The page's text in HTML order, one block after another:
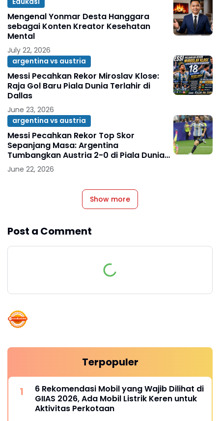
Mengenal Yonmar Desta Hanggara
sebagai Konten Kreator Kesehatan
Mental
July 22, 2026
argentina vs austria
Messi Pecahkan Rekor Miroslav Klose:
Raja Gol Baru Piala Dunia Terlahir di
Dallas
June 23, 2026
argentina vs austria
Messi Pecahkan Rekor Top Skor
Sepanjang Masa: Argentina
Tumbangkan Austria 2-0 di Piala Dunia
2026
June 22, 2026
Show more
Post a Comment
Terpopuler
6 Rekomendasi Mobil yang Wajib Dilihat di
GIIAS 2026, Ada Mobil Listrik Keren untuk
Aktivitas Perkotaan